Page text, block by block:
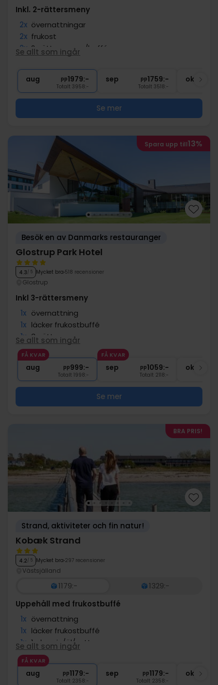
Inkl. 2-rättersmeny
2x övernattningar
2x frukost
2x 2-rättersmeny/buffé
Gratis parkering
∞ Gratis internet
Se allt som ingår
aug pp1979:-
Totalt 3958:-
sep pp1759:-
Totalt 3518:-
okt
Se mer
Spara upp till13%
Besök en av Danmarks restauranger
Glostrup Park Hotel
4.3/ 5 Mycket bra 518 recensioner
Glostrup
Inkl 3-rättersmeny
1x övernattning
1x läcker frukostbuffé
1x 3-rättersmeny
∞ Gratis parkering vid hotellet
∞ Gratis Wi-Fi
Se allt som ingår
FÅ KVAR
aug pp999:-
Totalt 1998:-
FÅ KVAR
sep pp1059:-
Totalt 2118:-
okt
Se mer
BRA PRIS!
Strand, aktiviteter och fin natur!
Kobæk Strand
4.2/ 5 Mycket bra 297 recensioner
Västsjälland
1179:-
1329:-
Uppehåll med frukostbuffé
1x övernattning
1x läcker frukostbuffé
1x 1 glas vin/öl/vatten
∞ Nära stranden
1x kaffe att ta med
Se allt som ingår
FÅ KVAR
aug pp1179:-
Totalt 2358:-
sep pp1179:-
Totalt 2358:-
okt